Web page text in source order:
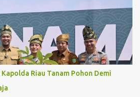
gedung Diklat Jalan Kelapapati Darat
Johan mengatakan, kegiatan
yang sangat penting karena
isi sebuah buku, tetapi juga menggali
keteladanan dan warisan
telah memberi warna dalam
Junjungan. "Melalui forum bedah buku
buku kepada masyarakat,
Riau Tanam Pohon Demi